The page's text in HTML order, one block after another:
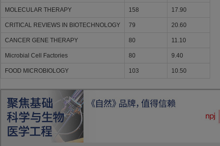
MOLECULAR THERAPY 158 17.90
CRITICAL REVIEWS IN BIOTECHNOLOGY 79 20.60
CANCER GENE THERAPY 80 11.10
Microbial Cell Factories 80 9.40
FOOD MICROBIOLOGY 103 10.50